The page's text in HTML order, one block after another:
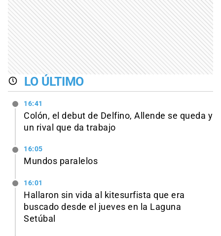
LO ÚLTIMO
16:41
Colón, el debut de Delfino, Allende se queda y
un rival que da trabajo
16:05
Mundos paralelos
16:01
Hallaron sin vida al kitesurfista que era
buscado desde el jueves en la Laguna
Setúbal